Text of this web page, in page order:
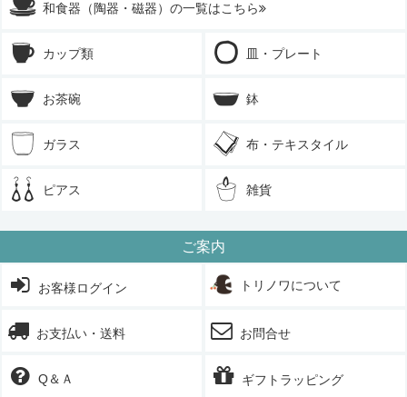
和食器（陶器・磁器）の一覧はこちら
カップ類 皿・プレート
お茶碗 鉢
ガラス 布・テキスタイル
ピアス 雑貨
ご案内
お客様ログイン トリノワについて
お支払い・送料 お問合せ
Q＆Ａ ギフトラッピング